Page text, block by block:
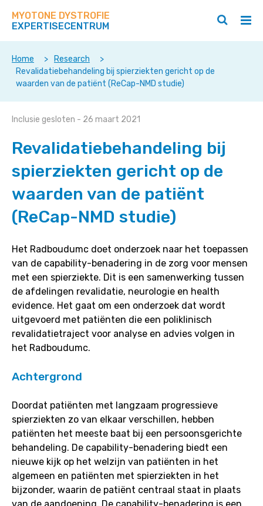
direct
op
deze
MYOTONE DYSTROFIE
EXPERTISECENTRUM
/
Zoeken
/
Home > Research
>
Revalidatiebehandeling bij spierziekten gericht op de
waarden van de patiënt (ReCap-NMD studie)
Revalidatiebehandeling
spierziekten
op
de
van
patiënt
(ReCap-
NMD
studie)
Inclusie gesloten - 26 maart 2021
Revalidatiebehandeling bij
spierziekten gericht op de
waarden van de patiënt
(ReCap-NMD studie)
Het Radboudumc doet onderzoek naar het toepassen
van de capability-benadering in de zorg voor mensen
met een spierziekte. Dit is een samenwerking tussen
de afdelingen revalidatie, neurologie en health
evidence. Het gaat om een onderzoek dat wordt
uitgevoerd met patiënten die een poliklinisch
revalidatietraject voor analyse en advies volgen in
het Radboudumc.
Achtergrond
Doordat patiënten met langzaam progressieve
spierziekten zo van elkaar verschillen, hebben
patiënten het meeste baat bij een persoonsgerichte
behandeling. De capability-benadering biedt een
nieuwe kijk op het welzijn van patiënten in het
algemeen en patiënten met spierziekten in het
bijzonder, waarin de patiënt centraal staat in plaats